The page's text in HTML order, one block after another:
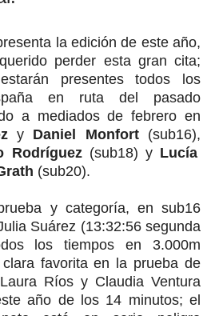
la edición de este año,
perder esta gran cita;
presentes todos los
en ruta del pasado
a mediados de febrero en
y Daniel Monfort(sub16),
Rodríguez (sub18) y Lucía
(sub20).
y categoría, en sub16
Suárez (13:32:56 segunda
los tiempos en 3.000m
favorita en la prueba de
Ríos y Claudia Ventura
año de los 14 minutos; el